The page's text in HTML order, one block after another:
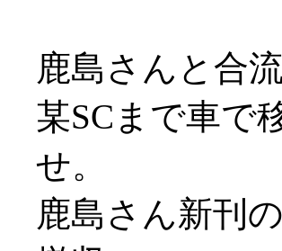
鹿島さんと合
某SCまで車で
せ。
鹿島さん新刊